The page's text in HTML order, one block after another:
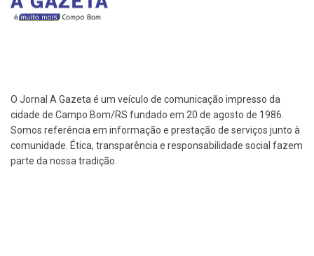
O Jornal A Gazeta é um veículo de comunicação impresso da
cidade de Campo Bom/RS fundado em 20 de agosto de 1986.
Somos referência em informação e prestação de serviços junto à
comunidade. Ética, transparência e responsabilidade social fazem
parte da nossa tradição.